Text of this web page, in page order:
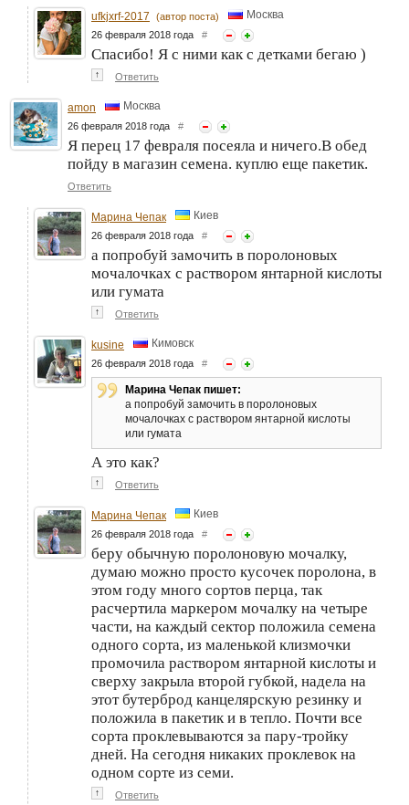
ufkjxrf-2017 (автор поста) Москва
26 февраля 2018 года #
Спасибо! Я с ними как с детками бегаю )
↑ Ответить
amon Москва
26 февраля 2018 года #
Я перец 17 февраля посеяла и ничего.В обед
пойду в магазин семена. куплю еще пакетик.
Ответить
Марина Чепак Киев
26 февраля 2018 года #
а попробуй замочить в поролоновых
мочалочках с раствором янтарной кислоты
или гумата
↑ Ответить
kusine Кимовск
26 февраля 2018 года #
Марина Чепак пишет:
а попробуй замочить в поролоновых
мочалочках с раствором янтарной кислоты
или гумата
А это как?
↑ Ответить
Марина Чепак Киев
26 февраля 2018 года #
беру обычную поролоновую мочалку,
думаю можно просто кусочек поролона, в
этом году много сортов перца, так
расчертила маркером мочалку на четыре
части, на каждый сектор положила семена
одного сорта, из маленькой клизмочки
промочила раствором янтарной кислоты и
сверху закрыла второй губкой, надела на
этот бутерброд канцелярскую резинку и
положила в пакетик и в тепло. Почти все
сорта проклевываются за пару-тройку
дней. На сегодня никаких проклевок на
одном сорте из семи.
↑ Ответить